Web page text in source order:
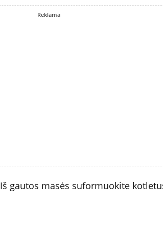
Reklama
Iš gautos masės suformuokite